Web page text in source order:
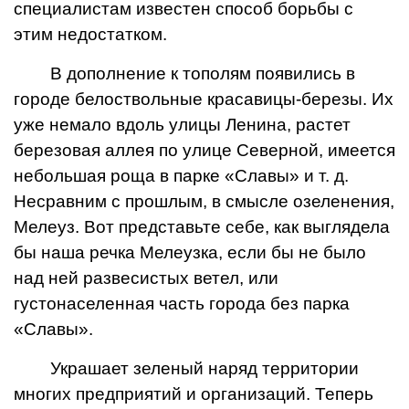
специалистам известен способ борьбы с
этим недостатком.
В дополнение к тополям появились в
городе белоствольные красавицы-березы. Их
уже немало вдоль улицы Ленина, растет
березовая аллея по улице Северной, имеется
небольшая роща в парке «Славы» и т. д.
Несравним с прошлым, в смысле озеленения,
Мелеуз. Вот представьте себе, как выглядела
бы наша речка Мелеузка, если бы не было
над ней развесистых ветел, или
густонаселенная часть города без парка
«Славы».
Украшает зеленый наряд территории
многих предприятий и организаций. Теперь